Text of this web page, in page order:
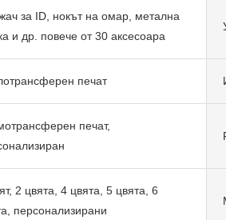
за ID, нокът на омар, метална
и др. повече от 30 аксесоара
печат
печат,
2 цвята, 4 цвята, 5 цвята, 6
персонализирани